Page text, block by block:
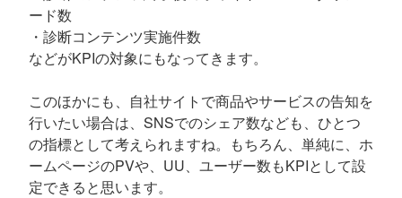
ード数
・診断コンテンツ実施件数
などがKPIの対象にもなってきます。
このほかにも、自社サイトで商品やサービスの告知を
行いたい場合は、SNSでのシェア数なども、ひとつ
の指標として考えられますね。もちろん、単純に、ホ
ームページのPVや、UU、ユーザー数もKPIとして設
定できると思います。